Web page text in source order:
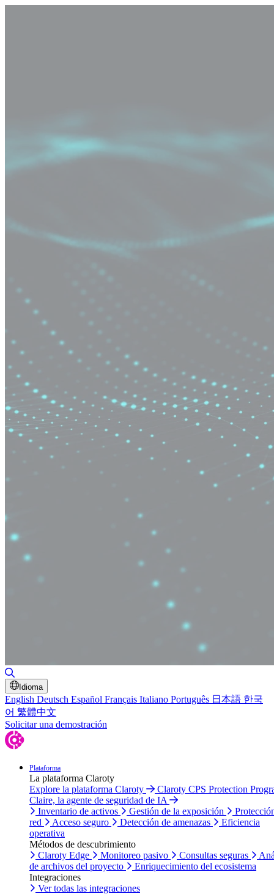
Idioma
English Deutsch Español Français Italiano Português 日本語 한국
어 繁體中文
Solicitar una demostración
Plataforma
La plataforma Claroty
Explore la plataforma Claroty
Claroty CPS Protection
Claire, la agente de seguridad de IA
Inventario de activos
Gestión de la exposición
red
Acceso seguro Detección de amenazas
Eficiencia
operativa
Métodos de descubrimiento
Claroty Edge
Monitoreo pasivo Consultas seguras
de archivos del proyecto
Enriquecimiento del ecosistema
Integraciones
Ver todas las integraciones